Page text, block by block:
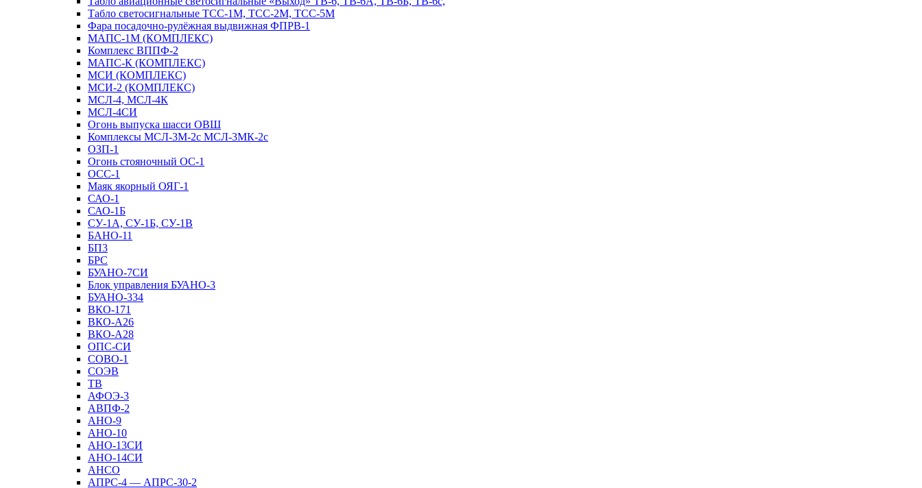
Табло светосигнальные ТСС-1М, ТСС-2М, ТСС-5М
Фара посадочно-рулёжная выдвижная ФПРВ-1
МАПС-1М (КОМПЛЕКС)
Комплекс ВППФ-2
МАПС-К (КОМПЛЕКС)
МСИ (КОМПЛЕКС)
МСИ-2 (КОМПЛЕКС)
МСЛ-4, МСЛ-4К
МСЛ-4СИ
Огонь выпуска шасси ОВШ
Комплексы МСЛ-3М-2с МСЛ-3МК-2с
ОЗП-1
Огонь стояночный ОС-1
ОСС-1
Маяк якорный ОЯГ-1
САО-1
САО-1Б
СУ-1А, СУ-1Б, СУ-1В
БАНО-11
БП3
БРС
БУАНО-7СИ
Блок управления БУАНО-3
БУАНО-334
ВКО-171
ВКО-А26
ВКО-А28
ОПС-СИ
СОВО-1
СОЭВ
ТВ
АФОЭ-3
АВПФ-2
АНО-9
АНО-10
АНО-13СИ
АНО-14СИ
АНСО
АПРС-4 — АПРС-30-2